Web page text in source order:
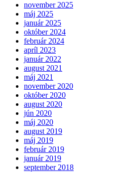
november 2025
máj 2025
január 2025
október 2024
február 2024
apríl 2023
január 2022
august 2021
máj 2021
november 2020
október 2020
august 2020
jún 2020
máj 2020
august 2019
máj 2019
február 2019
január 2019
september 2018